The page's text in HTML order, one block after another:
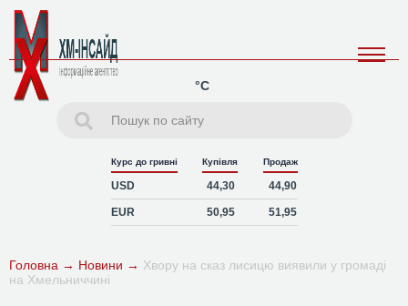
°C
Курс до гривні Купівля Продаж
USD 44,30 44,90
EUR 50,95 51,95
Головна → Новини → Хвору на сказ лисицю виявили у громаді
на Хмельниччині